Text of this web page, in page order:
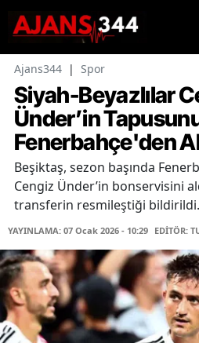
Ajans344 | Spor
Siyah-Beyazlılar
Ünder’in
Fenerbahçe'den
Beşiktaş, sezon başında
Cengiz Ünder’in bonservisini
transferin resmileştiği
YAYINLAMA: 07 Ocak 2026 - 10:29 EDİTÖR: